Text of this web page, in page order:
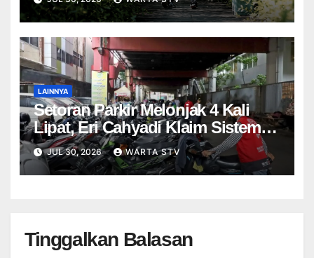
LAINNYA
Setoran Parkir Melonjak 4 Kali
Lipat, Eri Cahyadi Klaim Sistem
Nontunai Tekan Kebocoran
JUL 30, 2026 WARTA STV
Tinggalkan Balasan